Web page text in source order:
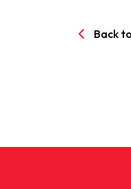
Back